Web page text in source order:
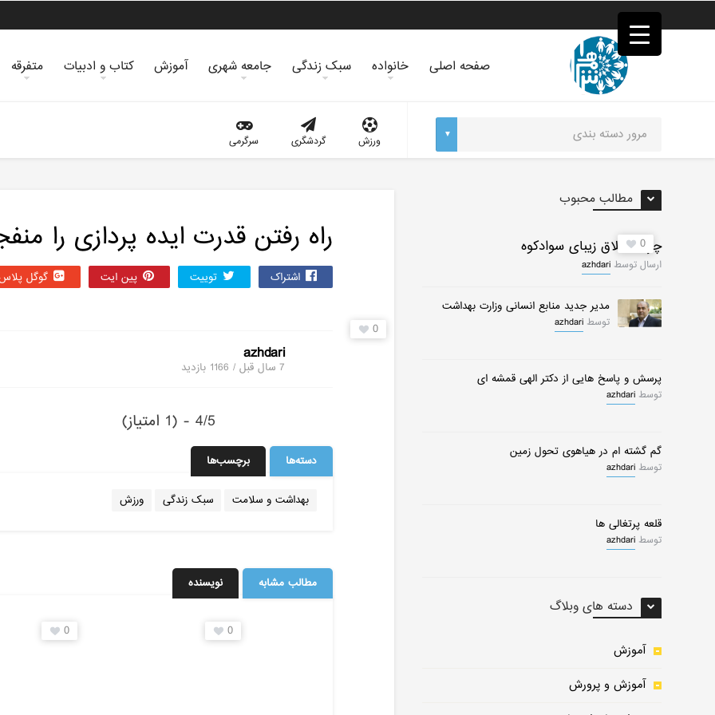
خون
صفحه اصلی خانواده سبک زندگی جامعه شهری آموزش کتاب و ادبیات متفرقه
ورزش گردشگری سرگرمی
راه رفتن قدرت ایده پردازى را
اشتراک توییت پین ایت گوگل‌
0
azhdari
7 سال قبل / 1166 بازدید
4/5 - (1 امتیاز)
دسته‌ها برچسب‌ها
بهداشت و سلامت سبک زندگی ورزش
مطالب مشابه نویسنده
0
0
مطالب محبوب
0
چرات ییلاق زیبای سوادکوه
ارسال توسط azhdari
مدیر جدید منابع انسانی وزارت بهداشت
توسط azhdari
پرسش و پاسخ هایی از دکتر الهی قمشه ای
توسط azhdari
گم گشته ام در هیاهوی تحول زمین
توسط azhdari
قلعه پرتغالی ها
توسط azhdari
دسته های وبلاگ
آموزش
آموزش و پرورش